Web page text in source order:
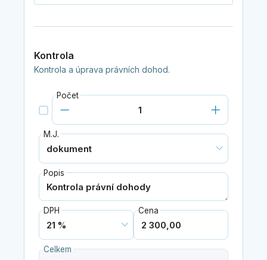
Kontrola
Kontrola a úprava právních dohod.
Počet
M.J.
Popis
DPH Cena
Celkem